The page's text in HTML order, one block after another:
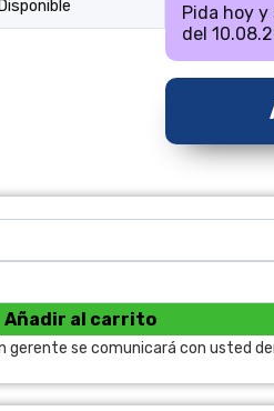
Disponible
Pida hoy
del
Añadir al carrito
gerente se comunicará con usted